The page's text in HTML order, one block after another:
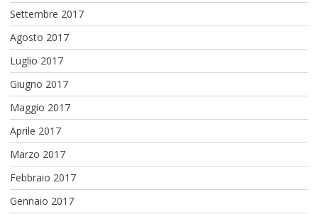
Settembre 2017
Agosto 2017
Luglio 2017
Giugno 2017
Maggio 2017
Aprile 2017
Marzo 2017
Febbraio 2017
Gennaio 2017